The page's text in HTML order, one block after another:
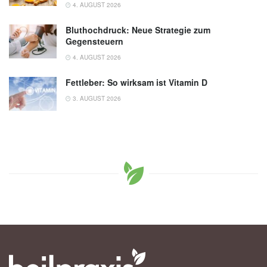
4. AUGUST 2026
Bluthochdruck: Neue Strategie zum
Gegensteuern
4. AUGUST 2026
Fettleber: So wirksam ist Vitamin D
3. AUGUST 2026